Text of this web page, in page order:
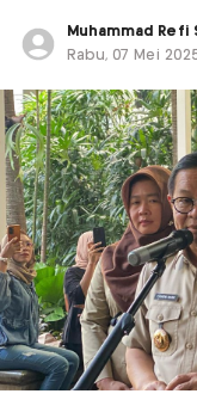
Muhammad Refi
Rabu, 07 Mei